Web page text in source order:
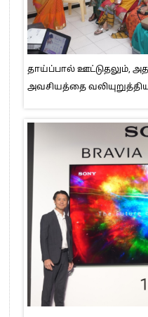
தாய்ப்பால் ஊட்டுதலும்,
அவசியத்தை